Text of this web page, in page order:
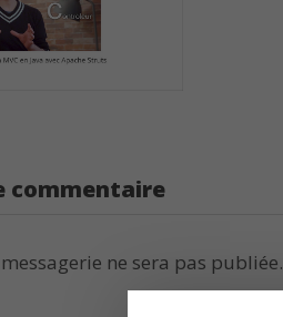
commentaire
ne sera pas publiée.